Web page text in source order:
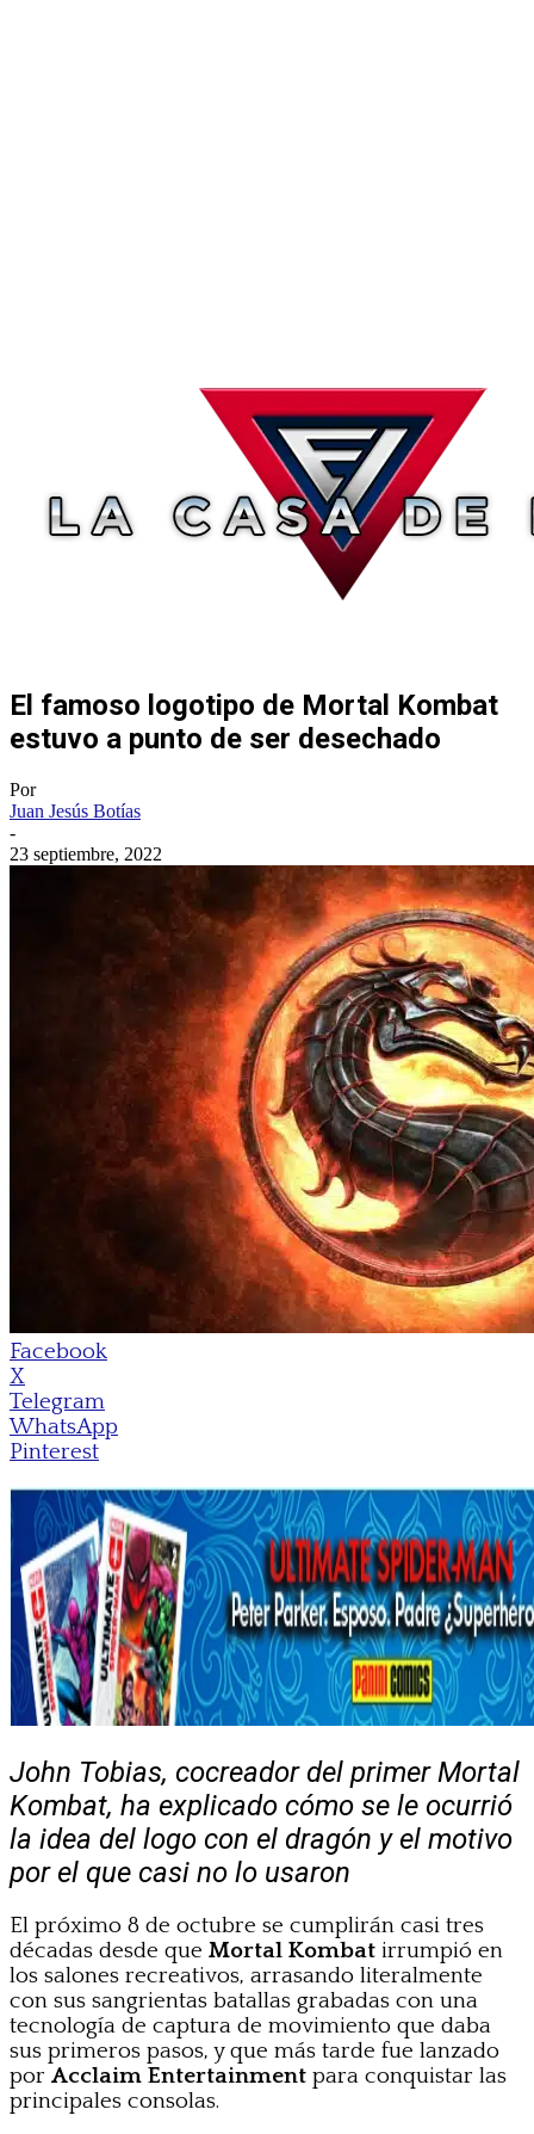
El famoso logotipo de Mortal Kombat
estuvo a punto de ser desechado
Por
Juan Jesús Botías
-
23 septiembre, 2022
Facebook
X
Telegram
WhatsApp
Pinterest
John Tobias, cocreador del primer Mortal
Kombat, ha explicado cómo se le ocurrió
la idea del logo con el dragón y el motivo
por el que casi no lo usaron
El próximo 8 de octubre se cumplirán casi tres
décadas desde que Mortal Kombat irrumpió en
los salones recreativos, arrasando literalmente
con sus sangrientas batallas grabadas con una
tecnología de captura de movimiento que daba
sus primeros pasos, y que más tarde fue lanzado
por Acclaim Entertainment para conquistar las
principales consolas.